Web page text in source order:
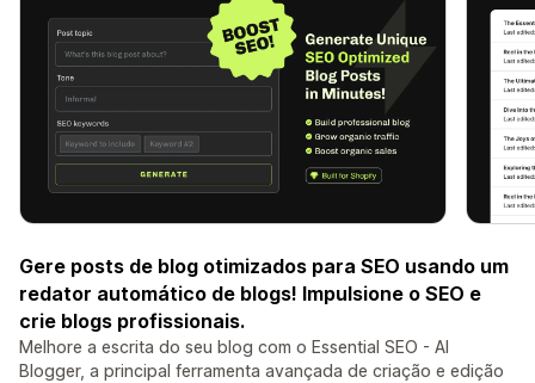
Gere posts de blog otimizados para SEO usando um
redator automático de blogs! Impulsione o SEO e
crie blogs profissionais.
Melhore a escrita do seu blog com o Essential SEO - AI
Blogger, a principal ferramenta avançada de criação e edição